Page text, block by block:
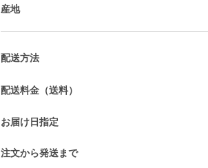
産地
配送方法
配送料金（送料）
お届け日指定
注文から発送まで